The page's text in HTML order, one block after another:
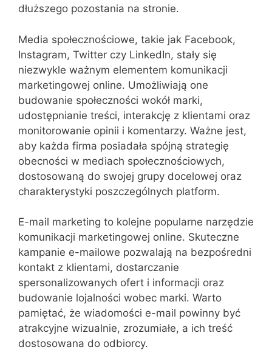
dłuższego pozostania na stronie.
Media społecznościowe, takie jak Facebook,
Instagram, Twitter czy LinkedIn, stały się
niezwykle ważnym elementem komunikacji
marketingowej online. Umożliwiają one
budowanie społeczności wokół marki,
udostępnianie treści, interakcję z klientami oraz
monitorowanie opinii i komentarzy. Ważne jest,
aby każda firma posiadała spójną strategię
obecności w mediach społecznościowych,
dostosowaną do swojej grupy docelowej oraz
charakterystyki poszczególnych platform.
E-mail marketing to kolejne popularne narzędzie
komunikacji marketingowej online. Skuteczne
kampanie e-mailowe pozwalają na bezpośredni
kontakt z klientami, dostarczanie
spersonalizowanych ofert i informacji oraz
budowanie lojalności wobec marki. Warto
pamiętać, że wiadomości e-mail powinny być
atrakcyjne wizualnie, zrozumiałe, a ich treść
dostosowana do odbiorcy.